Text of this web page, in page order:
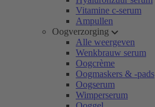
Vitamine c-serum
Ampullen
Oogverzorging
Alle weergeven
Wenkbrauw serum
Oogcrème
Oogmaskers & -pads
Oogserum
Wimperserum